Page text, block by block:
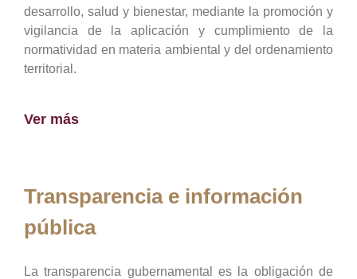
desarrollo, salud y bienestar, mediante la promoción y
vigilancia de la aplicación y cumplimiento de la
normatividad en materia ambiental y del ordenamiento
territorial.
Ver más
Transparencia e información
pública
La transparencia gubernamental es la obligación de